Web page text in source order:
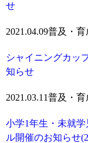
せ
2021.04.09普及・育
シャイニングカッ
知らせ
2021.03.11普及・育
小学1年生・未就
ル開催のお知らせ